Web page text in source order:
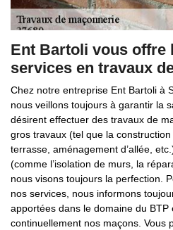
Ent Bartoli vous offre
services en travaux
Chez notre entreprise Ent Bartoli à
nous veillons toujours à garantir la
désirent effectuer des travaux de
gros travaux (tel que la
terrasse, aménagement d’allée,
(comme l’isolation de murs, la
nous visons toujours la perfection.
nos services, nous informons
apportées dans le domaine du BTP
continuellement nos maçons. Vous